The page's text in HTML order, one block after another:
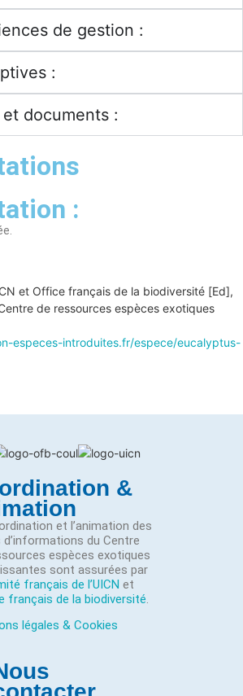
de gestion :
:
documents :
:
et Office français de la biodiversité [Ed],
de ressources espèces exotiques
especes-introduites.fr/espece/eucalyptus-
&
et l’animation des
d’informations du Centre
espèces exotiques
sont assurées par
français de l’UICN et
français de la biodiversité.
légales & Cookies